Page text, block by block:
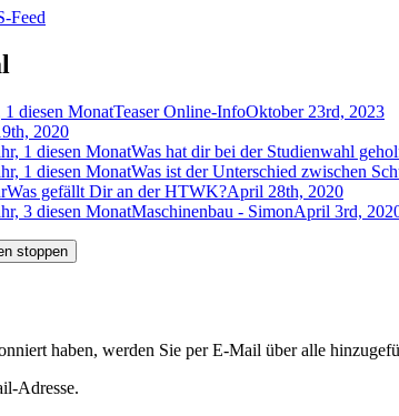
Feed
1 diesen MonatTeaser Online-InfoOktober 23rd, 2023
2020
1 diesen MonatWas hat dir bei der Studienwahl
1 diesen MonatWas ist der Unterschied zwischen
Was gefällt Dir an der HTWK?April 28th, 2020
3 diesen MonatMaschinenbau - SimonApril 3rd,
stoppen
haben, werden Sie per E-Mail über alle
Adresse.